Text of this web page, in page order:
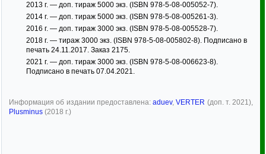
2013 г. — доп. тираж 5000 экз. (ISBN 978-5-08-005052-7).
2014 г. — доп. тираж 5000 экз. (ISBN 978-5-08-005261-3).
2016 г. — доп. тираж 3000 экз. (ISBN 978-5-08-005528-7).
2018 г. — тираж 3000 экз. (ISBN 978-5-08-005802-8). Подписано в
печать 24.11.2017. Заказ 2175.
2021 г. — доп. тираж 3000 экз. (ISBN 978-5-08-006623-8).
Подписано в печать 07.04.2021.
Информация об издании предоставлена: aduev,VERTER (доп. т. 2021),
Plusminus (2018 г.)